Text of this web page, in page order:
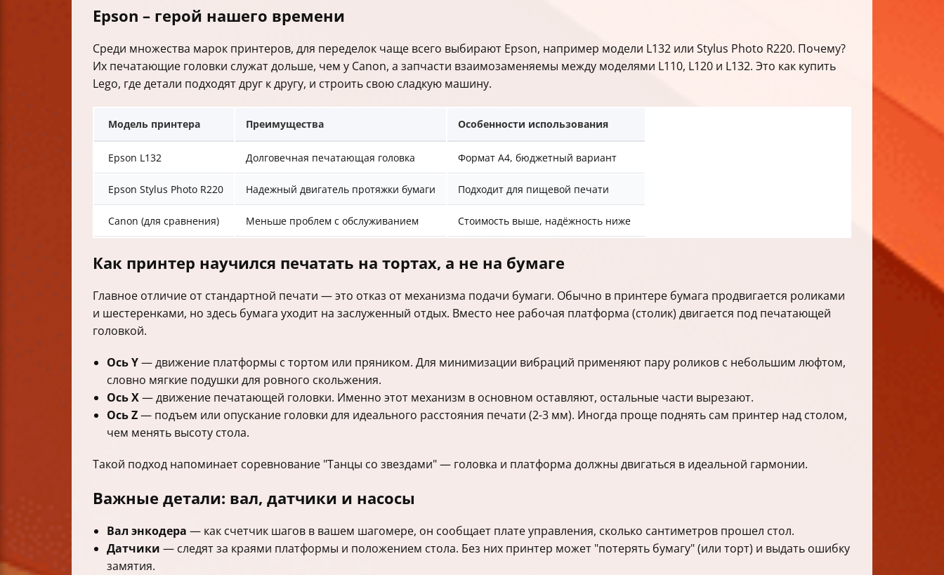
Epson – герой нашего времени
Среди множества марок принтеров, для переделок чаще всего выбирают Epson, например модели L132 или Stylus Photo R220. Почему?
Их печатающие головки служат дольше, чем у Canon, а запчасти взаимозаменяемы между моделями L110, L120 и L132. Это как купить
Lego, где детали подходят друг к другу, и строить свою сладкую машину.
Модель принтера Преимущества Особенности использования
Epson L132 Долговечная печатающая головка Формат А4, бюджетный вариант
Epson Stylus Photo R220 Надежный двигатель протяжки бумаги Подходит для пищевой печати
Canon (для сравнения) Меньше проблем с обслуживанием Стоимость выше, надёжность ниже
Как принтер научился печатать на тортах, а не на бумаге
Главное отличие от стандартной печати — это отказ от механизма подачи бумаги. Обычно в принтере бумага продвигается роликами
и шестеренками, но здесь бумага уходит на заслуженный отдых. Вместо нее рабочая платформа (столик) двигается под печатающей
головкой.
Ось Y— движение платформы с тортом или пряником. Для минимизации вибраций применяют пару роликов с небольшим люфтом,
словно мягкие подушки для ровного скольжения.
Ось X— движение печатающей головки. Именно этот механизм в основном оставляют, остальные части вырезают.
Ось Z— подъем или опускание головки для идеального расстояния печати (2-3 мм). Иногда проще поднять сам принтер над столом,
чем менять высоту стола.
Такой подход напоминает соревнование "Танцы со звездами" — головка и платформа должны двигаться в идеальной гармонии.
Важные детали: вал, датчики и насосы
Вал энкодера — как счетчик шагов в вашем шагомере, он сообщает плате управления, сколько сантиметров прошел стол.
Датчики — следят за краями платформы и положением стола. Без них принтер может "потерять бумагу" (или торт) и выдать ошибку
замятия.